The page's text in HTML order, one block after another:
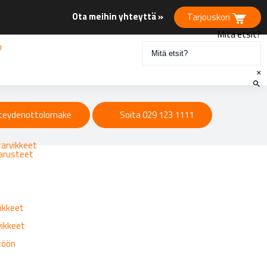
Ota meihin yhteyttä » Tarjouskori
Mitä etsit?
×
Soita 029 123 1111